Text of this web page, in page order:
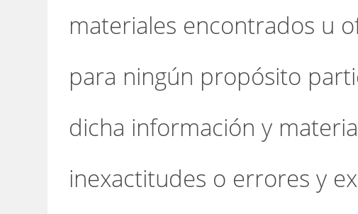
materiales encontrados u
para ningún propósito
dicha información y
inexactitudes o errores y